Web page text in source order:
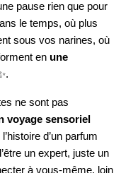
pause rien que pour
le temps, où plus
sous vos narines, où
en une
ne sont pas
voyage sensoriel
d’un parfum
un expert, juste un
à vous-même, loin